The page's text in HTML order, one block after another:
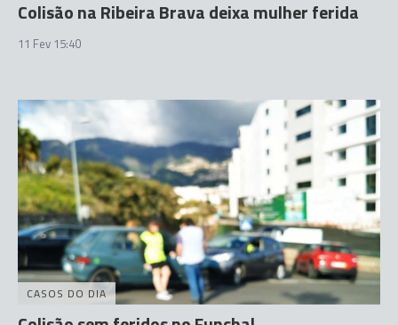
Colisão na Ribeira Brava deixa mulher ferida
11 Fev 15:40
CASOS DO DIA